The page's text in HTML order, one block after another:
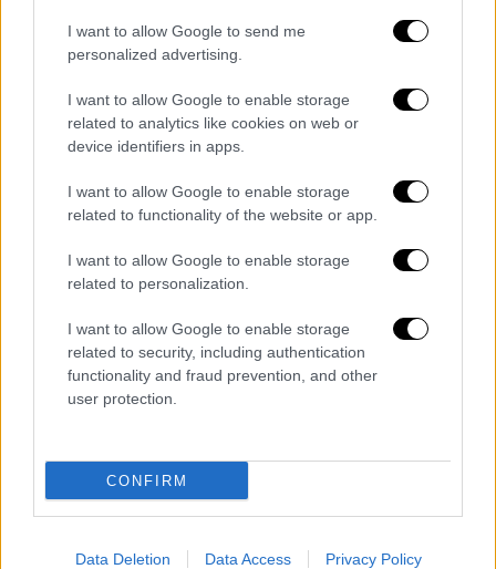
I want to allow Google to send me
personalized advertising.
I want to allow Google to enable storage
related to analytics like cookies on web or
device identifiers in apps.
I want to allow Google to enable storage
related to functionality of the website or app.
I want to allow Google to enable storage
related to personalization.
I want to allow Google to enable storage
related to security, including authentication
functionality and fraud prevention, and other
user protection.
CONFIRM
Data Deletion Data Access Privacy Policy
πέρασαν στο σπίτι του «GNTM»
10 αγόρια και 9 κορίτσια έτοιμα να
κατακτήσουν το έπαθλο